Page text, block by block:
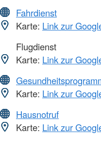
Fahrdienst
Karte: Link zur
Flugdienst
Karte: Link zur
Karte: Link zur
Hausnotruf
Karte: Link zur